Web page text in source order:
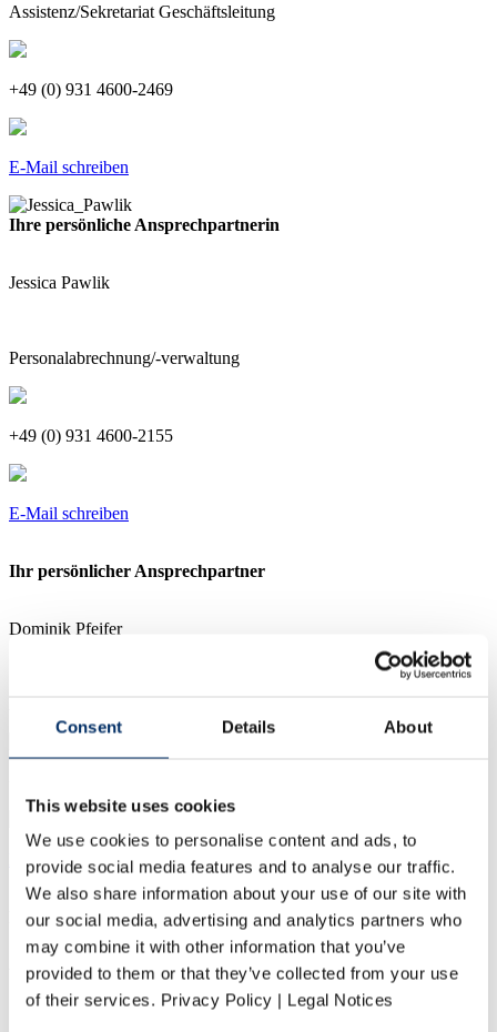
Consent Details About
This website uses cookies
We use cookies to personalise content and ads, to
provide social media features and to analyse our traffic.
We also share information about your use of our site with
our social media, advertising and analytics partners who
may combine it with other information that you’ve
provided to them or that they’ve collected from your use
of their services. Privacy Policy | Legal Notices
Assistenz/Sekretariat Geschäftsleitung
+49 (0) 931 4600-2469
E-Mail schreiben
Ihre persönliche Ansprechpartnerin
Jessica Pawlik
Personalabrechnung/-verwaltung
+49 (0) 931 4600-2155
E-Mail schreiben
Ihr persönlicher Ansprechpartner
Dominik Pfeifer
E-Mail schreiben
Ihr persönlicher Ansprechpartner
Wolfgang Rasp